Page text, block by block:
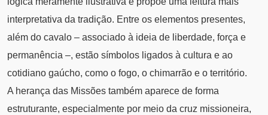
interpretativa da tradição. Entre os elementos presentes,
além do cavalo – associado à ideia de liberdade, força e
permanência –, estão símbolos ligados à cultura e ao
cotidiano gaúcho, como o fogo, o chimarrão e o território.
A herança das Missões também aparece de forma
estruturante, especialmente por meio da cruz missioneira,